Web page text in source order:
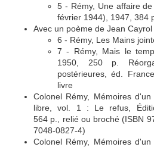
5 - Rémy, Une affaire
février 1944), 1947, 384
Avec un poème de Jean Cayrol
6 - Rémy, Les Mains
7 - Rémy, Mais le
1950, 250 p.
postérieures, éd.
livre
Colonel Rémy, Mémoires
libre, vol. 1 : Le refus,
564 p., relié ou broché (ISBN
7048-0827-4)
Colonel Rémy, Mémoires